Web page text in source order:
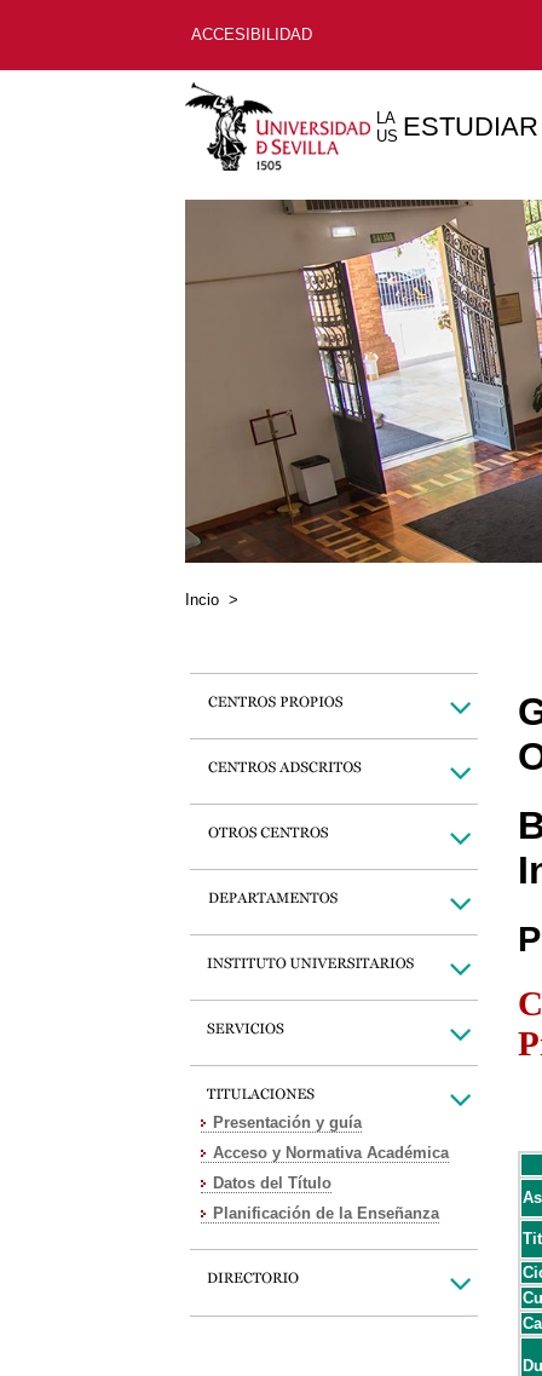
ACCESIBILIDAD
LA
US ESTUDIAR
Incio >
Presentación y guía
Acceso y Normativa Académica
Datos del Título
Planificación de la Enseñanza